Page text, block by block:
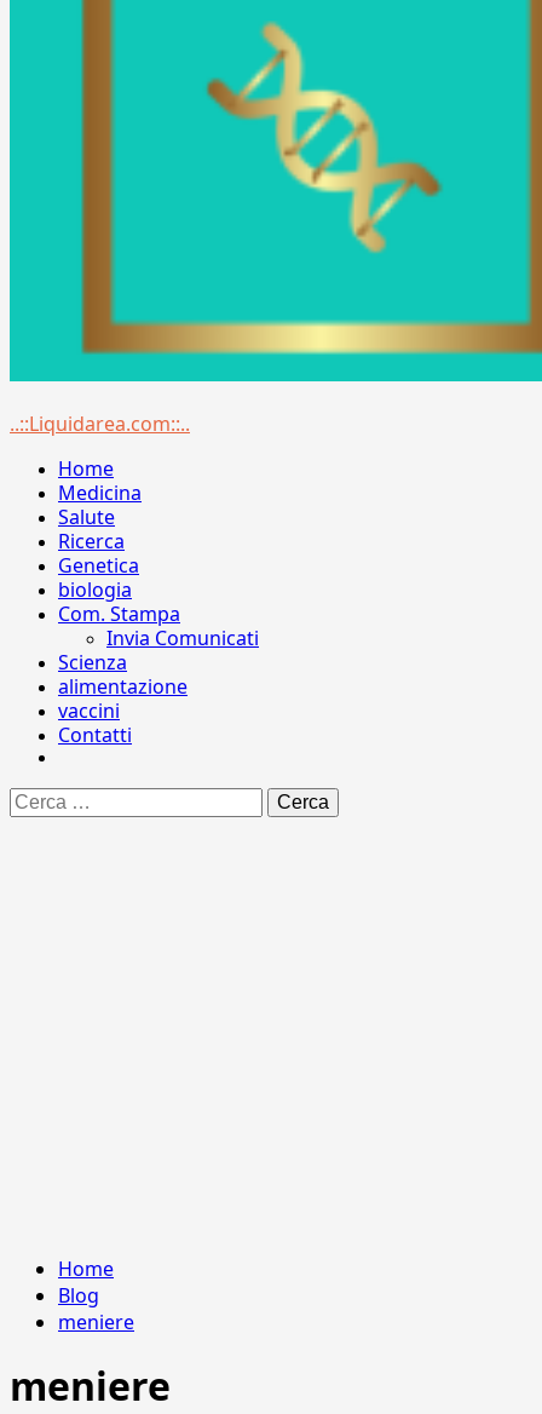
Menu
..::Liquidarea.com::..
Home
Medicina
Salute
Ricerca
Genetica
biologia
Com. Stampa
Invia Comunicati
Scienza
alimentazione
vaccini
Contatti
Ricerca
per:
Home
Blog
meniere
meniere